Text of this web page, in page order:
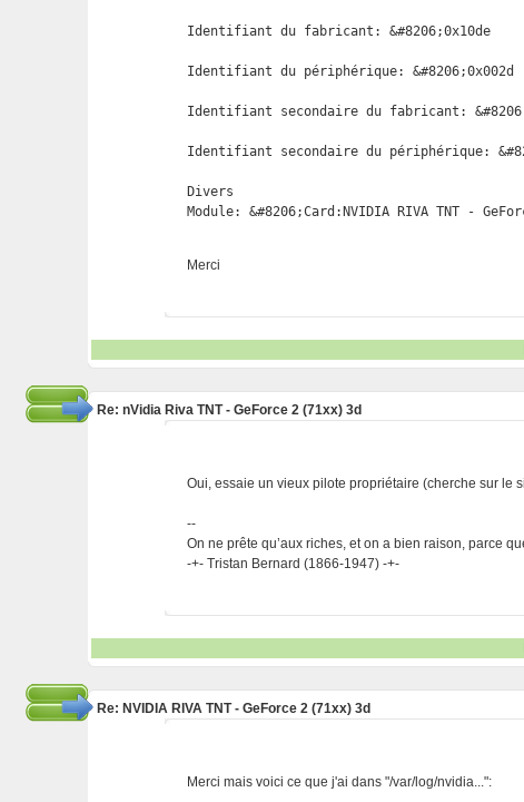
Identifiant du fabricant: &#8206;0x10de
Identifiant du périphérique: &#8206;0x002d
Identifiant secondaire du fabricant:
Identifiant secondaire du périphérique:
Divers
Module: &#8206;Card:NVIDIA RIVA TNT -
Merci
Re: nVidia Riva TNT - GeForce 2 (71xx) 3d
Oui, essaie un vieux pilote propriétaire (cherche sur le
--
On ne prête qu’aux riches, et on a bien raison, parce
-+- Tristan Bernard (1866-1947) -+-
Re: NVIDIA RIVA TNT - GeForce 2 (71xx) 3d
Merci mais voici ce que j'ai dans "/var/log/nvidia...":